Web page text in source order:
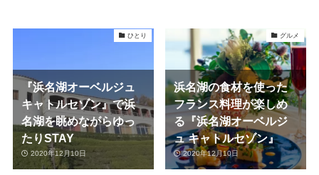
ひとり
『浜名湖オーベルジュ
キャトルセゾン』で浜
名湖を眺めながらゆっ
たりSTAY
2020年12月10日
グルメ
浜名湖の食材を使った
フランス料理が楽しめ
る『浜名湖オーベルジ
ュ キャトルセゾン』
2020年12月10日